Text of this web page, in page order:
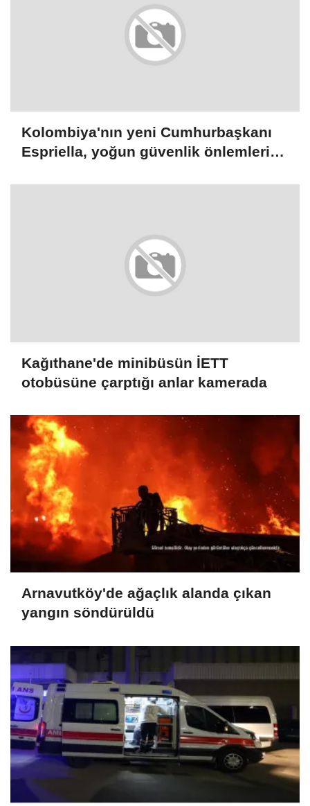
Kolombiya'nın yeni Cumhurbaşkanı
Espriella, yoğun güvenlik önlemleri
Kağıthane'de minibüsün İETT
otobüsüne çarptığı anlar kamerada
Arnavutköy'de ağaçlık alanda çıkan
yangın söndürüldü